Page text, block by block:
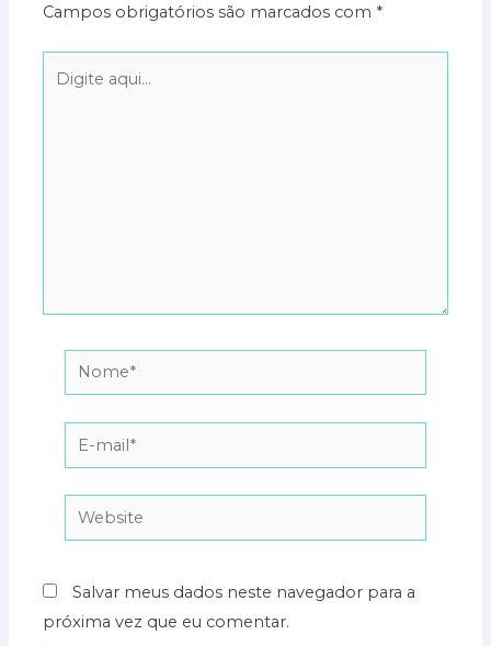
Campos obrigatórios são marcados com *
aqui...
Nome*
E-
mail*
Website
Salvar meus dados neste navegador para a
próxima vez que eu comentar.